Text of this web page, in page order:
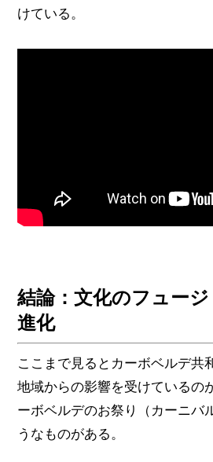
けている。
結論：文化のフュー
進化
ここまで見るとカーボベルデ共
地域からの影響を受けているの
ーボベルデのお祭り（カーニバ
うなものがある。